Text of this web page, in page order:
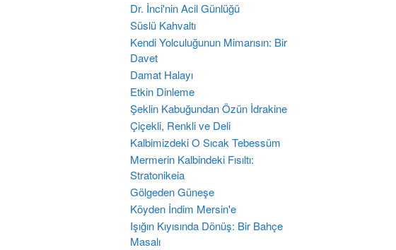
Dr. İnci'nin Acil Günlüğü
Süslü Kahvaltı
Kendi Yolculuğunun Mimarısın: Bir
Davet
Damat Halayı
Etkin Dinleme
Şeklin Kabuğundan Özün İdrakine
Çiçekli, Renkli ve Deli
Kalbimizdeki O Sıcak Tebessüm
Mermerin Kalbindeki Fısıltı:
Stratonikeia
Gölgeden Güneşe
Köyden İndim Mersin'e
Işığın Kıyısında Dönüş: Bir Bahçe
Masalı